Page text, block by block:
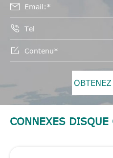



CONNEXES DISQUE